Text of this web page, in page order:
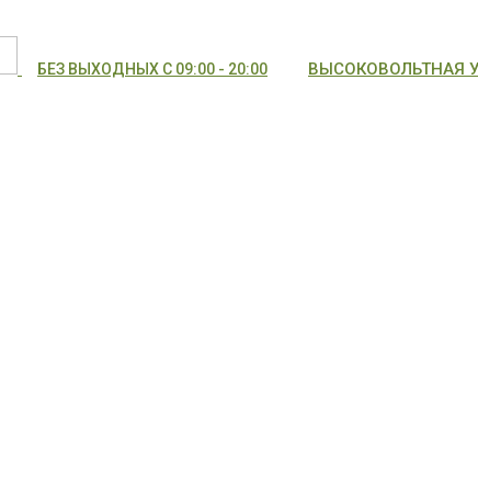
БЕЗ ВЫХОДНЫХ С 09:00 - 20:00
ВЫСОКОВОЛЬТНАЯ